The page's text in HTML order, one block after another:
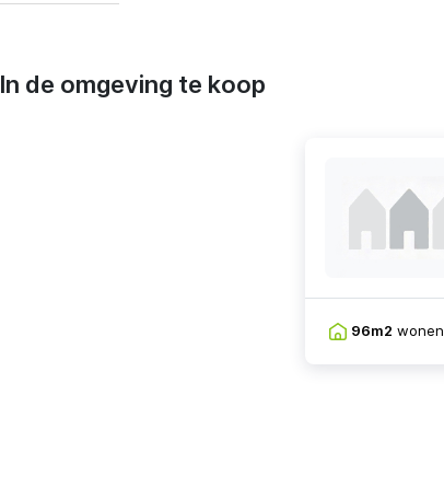
In de omgeving te koop
96m2 wonen